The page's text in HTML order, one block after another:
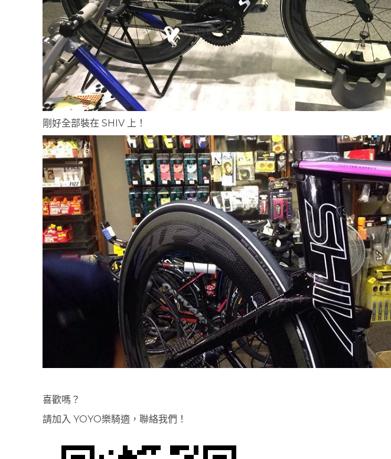
剛好全部裝在 SHIV 上！
喜歡嗎？
請加入 YOYO樂騎適，聯絡我們！